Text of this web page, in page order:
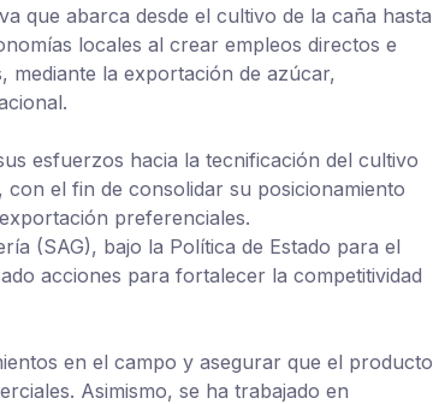
que abarca desde el cultivo de la caña hasta
locales al crear empleos directos e
mediante la exportación de azúcar,
esfuerzos hacia la tecnificación del cultivo
el fin de consolidar su posicionamiento
preferenciales.
(SAG), bajo la Política de Estado para el
acciones para fortalecer la competitividad
en el campo y asegurar que el producto
Asimismo, se ha trabajado en